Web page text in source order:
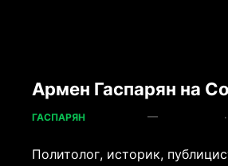
Армен Гаспарян на
ГАСПАРЯН — ·
Политолог, историк,